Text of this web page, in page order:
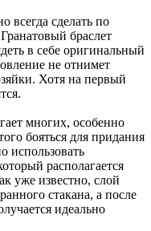
всегда сделать по
браслет
в себе оригинальный
не отнимет
Хотя на первый
многих, особенно
бояться для придания
использовать
располагается
уже известно, слой
стакана, а после
идеально